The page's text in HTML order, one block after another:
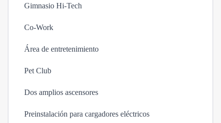
Gimnasio Hi-Tech
Co-Work
Área de entretenimiento
Pet Club
Dos amplios ascensores
Preinstalación para cargadores eléctricos